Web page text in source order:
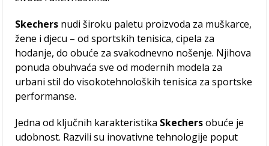
Skechers nudi široku paletu proizvoda za muškarce,
žene i djecu – od sportskih tenisica, cipela za
hodanje, do obuće za svakodnevno nošenje. Njihova
ponuda obuhvaća sve od modernih modela za
urbani stil do visokotehnoloških tenisica za sportske
performanse.
Jedna od ključnih karakteristika Skechersobuće je
udobnost. Razvili su inovativne tehnologije poput